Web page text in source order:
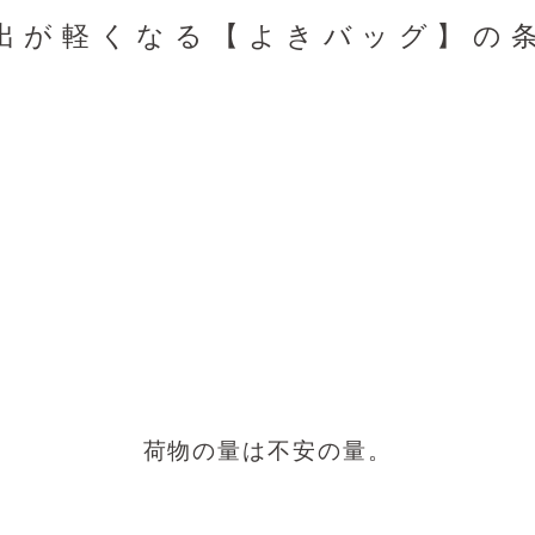
が軽くなる【よきバッグ】の
荷物の量は不安の量。